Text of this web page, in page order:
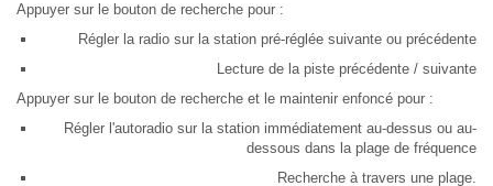
Appuyer sur le bouton de recherche pour :
Régler la radio sur la station pré-réglée suivante ou précédente
Lecture de la piste précédente / suivante
Appuyer sur le bouton de recherche et le maintenir enfoncé pour :
Régler l'autoradio sur la station immédiatement au-dessus ou au-
dessous dans la plage de fréquence
Recherche à travers une plage.